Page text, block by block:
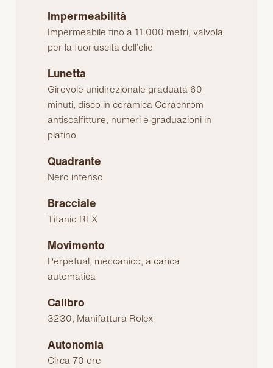
Impermeabilità
Impermeabile fino a 11.000 metri, valvola
per la fuoriuscita dell’elio
Lunetta
Girevole unidirezionale graduata 60
minuti, disco in ceramica Cerachrom
antiscalfitture, numeri e graduazioni in
platino
Quadrante
Nero intenso
Bracciale
Titanio RLX
Movimento
Perpetual, meccanico, a carica
automatica
Calibro
3230, Manifattura Rolex
Autonomia
Circa 70 ore